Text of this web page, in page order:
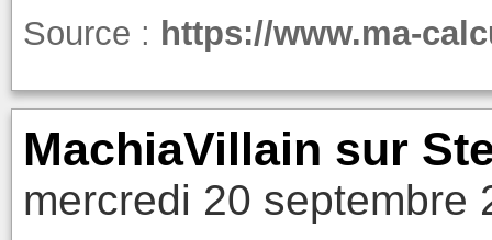
Source : https://www.ma-
MachiaVillain sur
mercredi 20 septembre